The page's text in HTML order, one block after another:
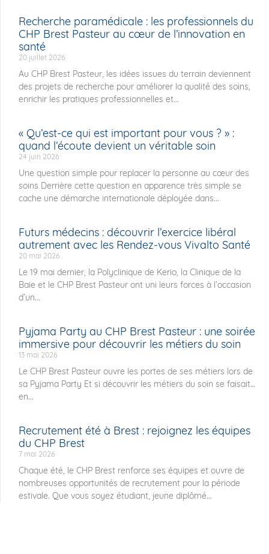
Recherche paramédicale : les professionnels du
CHP Brest Pasteur au cœur de l’innovation en
santé
20 juillet 2026
Au CHP Brest Pasteur, les idées issues du terrain deviennent
des projets de recherche pour améliorer la qualité des soins,
enrichir les pratiques professionnelles et...
« Qu’est-ce qui est important pour vous ? » :
quand l’écoute devient un véritable soin
24 juin 2026
Une question simple pour replacer la personne au cœur des
soins Derrière cette question en apparence très simple se
cache une démarche internationale déployée dans...
Futurs médecins : découvrir l’exercice libéral
autrement avec les Rendez-vous Vivalto Santé
20 mai 2026
Le 19 mai dernier, la Polyclinique de Kerio, la Clinique de la
Baie et le CHP Brest Pasteur ont uni leurs forces à l’occasion
d’un...
Pyjama Party au CHP Brest Pasteur : une soirée
immersive pour découvrir les métiers du soin
13 mai 2026
Le CHP Brest Pasteur ouvre les portes de ses métiers lors de
sa Pyjama Party Et si découvrir les métiers du soin se faisait…
en...
Recrutement été à Brest : rejoignez les équipes
du CHP Brest
7 mai 2026
Chaque été, le CHP Brest renforce ses équipes et ouvre de
nombreuses opportunités de recrutement pour la période
estivale. Que vous soyez étudiant, jeune diplômé...